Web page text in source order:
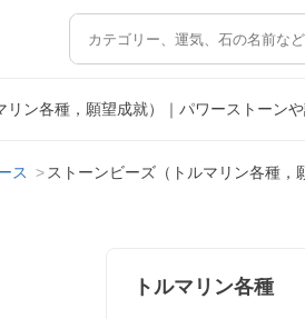
リン各種，願望成就）｜パワーストーン
ス ストーンビーズ（トルマリン各種，
トルマリン各種